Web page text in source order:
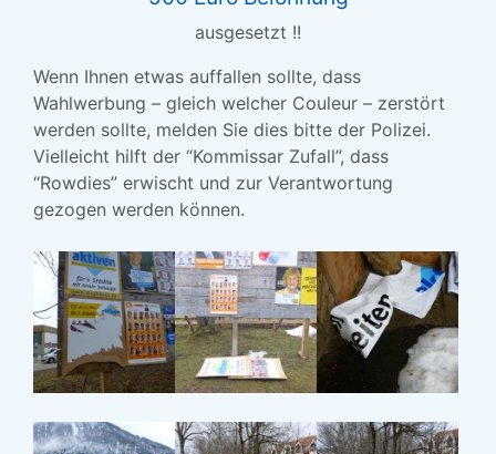
ausgesetzt !!
Wenn Ihnen etwas auffallen sollte, dass
Wahlwerbung – gleich welcher Couleur – zerstört
werden sollte, melden Sie dies bitte der Polizei.
Vielleicht hilft der “Kommissar Zufall”, dass
“Rowdies” erwischt und zur Verantwortung
gezogen werden können.